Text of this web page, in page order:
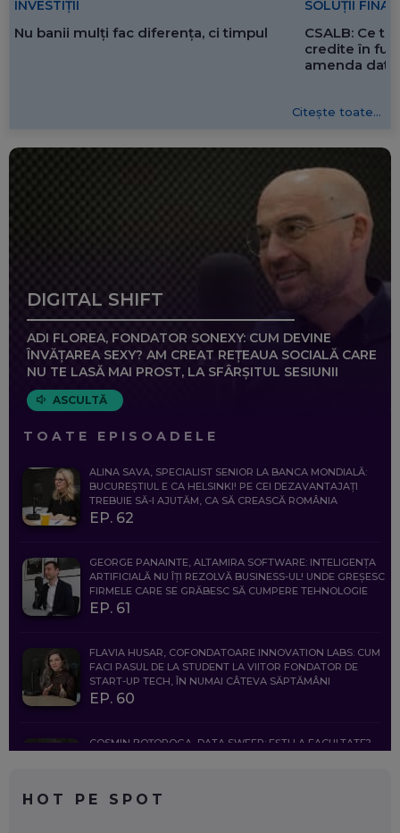
INVESTIȚII
Nu banii mulți fac diferența, ci timpul
SOLUȚII
CSALB: Ce
credite în
amenda
Citește toate...
DIGITAL SHIFT
ADI FLOREA, FONDATOR SONEXY: CUM DEVINE
ÎNVĂȚAREA SEXY? AM CREAT REȚEAUA SOCIALĂ CARE
NU TE LASĂ MAI PROST, LA SFÂRȘITUL SESIUNII
ASCULTĂ
TOATE EPISOADELE
ALINA SAVA, SPECIALIST SENIOR LA BANCA MONDIALĂ:
BUCUREȘTIUL E CA HELSINKI! PE CEI DEZAVANTAJAȚI
TREBUIE SĂ-I AJUTĂM, CA SĂ CREASCĂ ROMÂNIA
EP. 62
GEORGE PANAINTE, ALTAMIRA SOFTWARE: INTELIGENȚA
ARTIFICIALĂ NU ÎȚI REZOLVĂ BUSINESS-UL! UNDE GREȘESC
FIRMELE CARE SE GRĂBESC SĂ CUMPERE TEHNOLOGIE
EP. 61
FLAVIA HUSAR, COFONDATOARE INNOVATION LABS: CUM
FACI PASUL DE LA STUDENT LA VIITOR FONDATOR DE
START-UP TECH, ÎN NUMAI CÂTEVA SĂPTĂMÂNI
EP. 60
COSMIN BOȚOROGA, DATA SWEEP: EȘTI LA FACULTATE?
HOT PE SPOT